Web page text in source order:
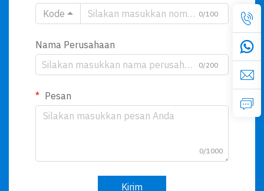
Kode
0/100
Nama Perusahaan
0/200
Pesan
0/1000
Kirim